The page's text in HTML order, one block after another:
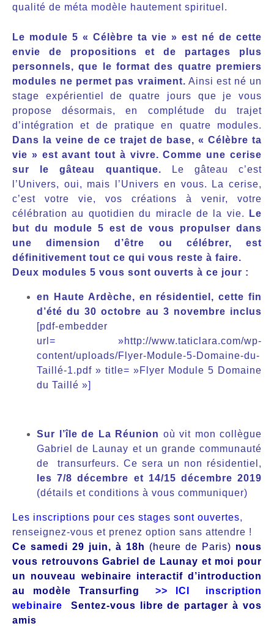
qualité de méta modèle hautement spirituel.
Le module 5 « Célèbre ta vie » est né de cette
envie de propositions et de partages plus
personnels, que le format des quatre premiers
modules ne permet pas vraiment. Ainsi est né un
stage expérientiel de quatre jours que je vous
propose désormais, en complétude du trajet
d’intégration et de pratique en quatre modules.
Dans la veine de ce trajet de base, « Célèbre ta
vie » est avant tout à vivre. Comme une cerise
sur le gâteau quantique. Le gâteau c’est
l’Univers, oui, mais l’Univers en vous. La cerise,
c’est votre vie, vos créations à venir, votre
célébration au quotidien du miracle de la vie.
Le
but du module 5 est de vous propulser dans
une dimension d’être ou célébrer, est
définitivement tout ce qui vous reste à faire.
Deux modules 5 vous sont ouverts à ce jour :
en Haute Ardèche, en résidentiel, cette fin
d’été du 30 octobre au 3 novembre inclus
[pdf-embedder
url= »http://www.taticlara.com/wp-
content/uploads/Flyer-Module-5-Domaine-du-
Taillé-1.pdf » title= »Flyer Module 5 Domaine
du Taillé »]
Sur l’île de La Réunion où vit mon collègue
Gabriel de Launay et un grande communauté
de transurfeurs. Ce sera un non résidentiel,
les 7/8 décembre et 14/15 décembre 2019
(détails et conditions à vous communiquer)
Les inscriptions pour ces stages sont ouvertes,
renseignez-vous et prenez option sans attendre !
Ce samedi 29 juin, à 18h (heure de Paris) nous
vous retrouvons Gabriel de Launay et moi pour
un nouveau webinaire interactif d’introduction
au modèle Transurfing
>> ICI inscription
webinaire
Sentez-vous libre de partager à vos
amis